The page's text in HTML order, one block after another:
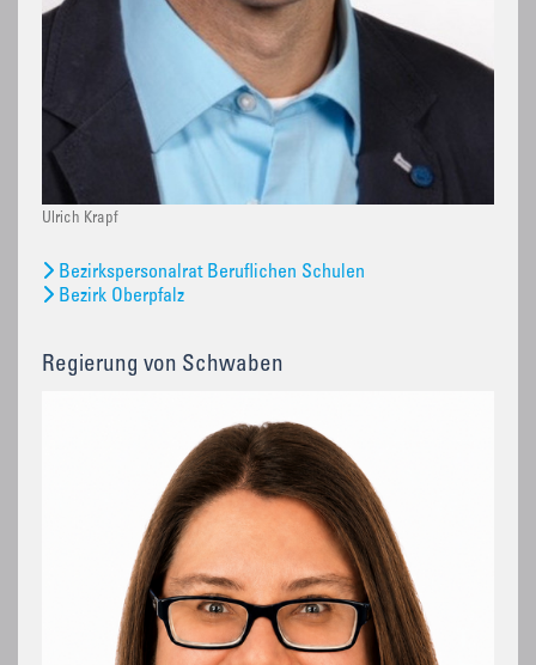
Ulrich Krapf
Bezirkspersonalrat Beruflichen Schulen
Bezirk Oberpfalz
Regierung von Schwaben